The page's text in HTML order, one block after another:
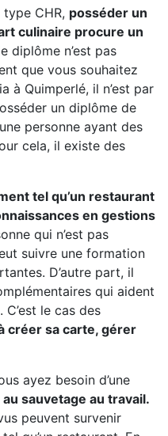
CHR, posséder un
culinaire procure un
diplôme n’est pas
que vous souhaitez
à Quimperlé, il n’est par
un diplôme de
personne ayant des
cela, il existe des
tel qu’un restaurant
en gestions
qui n’est pas
suivre une formation
D’autre part, il
qui aident
le cas des
créer sa carte, gérer
ayez besoin d’une
sauvetage au travail.
peuvent survenir